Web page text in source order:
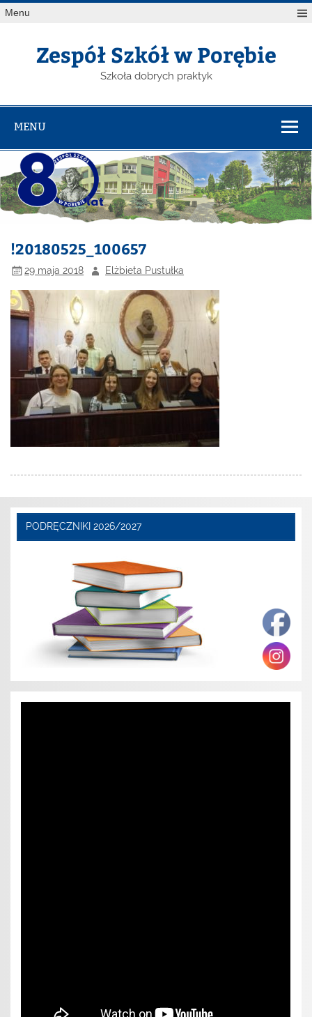
Menu
Zespół Szkół w Porębie
Szkoła dobrych praktyk
MENU
!20180525_100657
29 maja 2018 Elżbieta Pustułka
PODRĘCZNIKI 2026/2027